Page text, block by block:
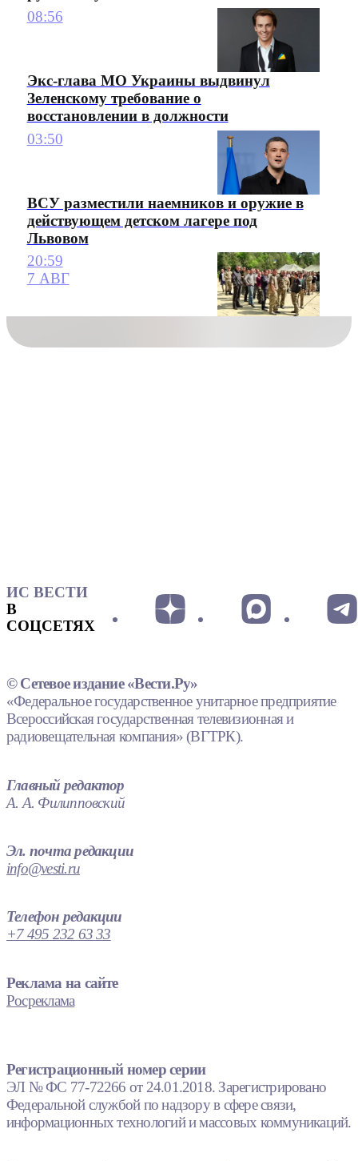
08:56
Экс-глава МО Украины выдвинул
Зеленскому требование о
восстановлении в должности
03:50
ВСУ разместили наемников и оружие в
действующем детском лагере под
Львовом
20:59
7 АВГ
ИС ВЕСТИ
В
СОЦСЕТЯХ
© Сетевое издание «Вести.Ру»
«Федеральное государственное унитарное предприятие
Всероссийская государственная телевизионная и
радиовещательная компания» (ВГТРК).
Главный редактор
А. А. Филипповский
Эл. почта редакции
info@vesti.ru
Телефон редакции
+7 495 232 63 33
Реклама на сайте
Росреклама
Регистрационный номер серии
ЭЛ № ФС 77-72266 от 24.01.2018. Зарегистрировано
Федеральной службой по надзору в сфере связи,
информационных технологий и массовых коммуникаций.